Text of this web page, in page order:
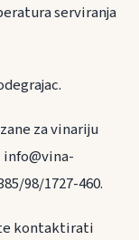
serviranja
za vinariju
98/1727-460.
kontaktirati